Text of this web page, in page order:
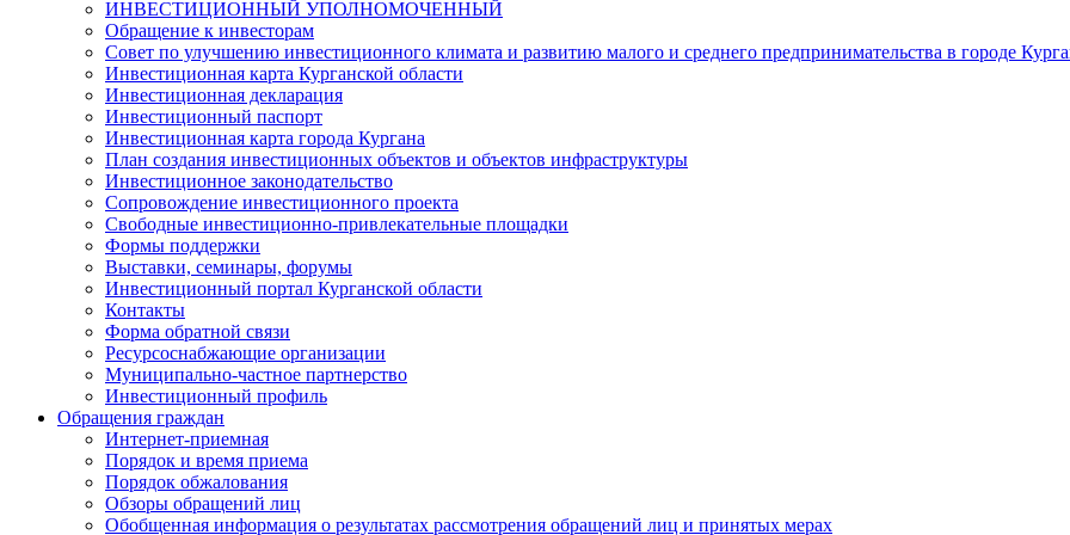
ИНВЕСТИЦИОННЫЙ УПОЛНОМОЧЕННЫЙ
Обращение к инвесторам
Совет по улучшению инвестиционного климата и развитию малого и среднего предпринимательства в городе
Инвестиционная карта Курганской области
Инвестиционная декларация
Инвестиционный паспорт
Инвестиционная карта города Кургана
План создания инвестиционных объектов и объектов инфраструктуры
Инвестиционное законодательство
Сопровождение инвестиционного проекта
Свободные инвестиционно-привлекательные площадки
Формы поддержки
Выставки, семинары, форумы
Инвестиционный портал Курганской области
Контакты
Форма обратной связи
Ресурсоснабжающие организации
Муниципально-частное партнерство
Инвестиционный профиль
Обращения граждан
Интернет-приемная
Порядок и время приема
Порядок обжалования
Обзоры обращений лиц
Обобщенная информация о результатах рассмотрения обращений лиц и принятых мерах